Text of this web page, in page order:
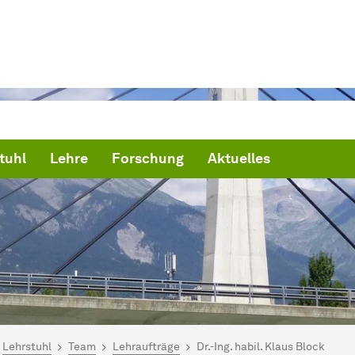
Lehre Forschung Aktuelles
hier:
Lehrstuhl Team Lehraufträge Dr.-Ing. habil. Klaus Block